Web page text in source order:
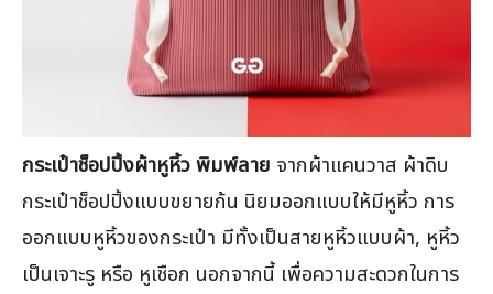
กระเป๋าช็อปปิ้งผ้าหูหิ้ว พิมพ์ลาย จากผ้าแคนวาส ผ้าดิบ
กระเป๋าช็อปปิ้งแบบขยายก้น นิยมออกแบบให้มีหูหิ้ว การ
ออกแบบหูหิ้วของกระเป๋า มีทั้งเป็นสายหูหิ้วแบบผ้า, หูหิ้ว
เป็นเจาะรู หรือ หูเชือก นอกจากนี้ เพื่อความสะดวกในการ